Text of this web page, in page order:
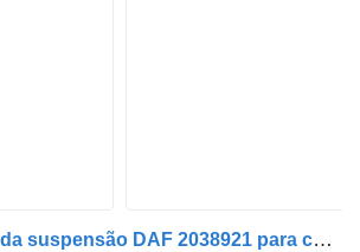
Controlo remoto da suspensão DAF 2038921 para camião tractor DAF